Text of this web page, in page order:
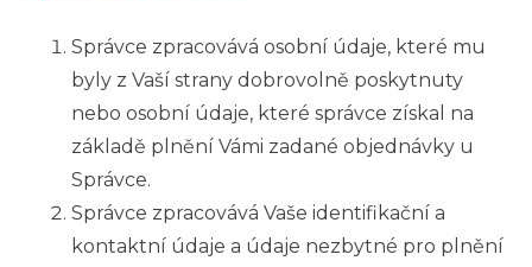
Správce zpracovává osobní údaje, které mu
byly z Vaší strany dobrovolně poskytnuty
nebo osobní údaje, které správce získal na
základě plnění Vámi zadané objednávky u
Správce.
Správce zpracovává Vaše identifikační a
kontaktní údaje a údaje nezbytné pro plnění